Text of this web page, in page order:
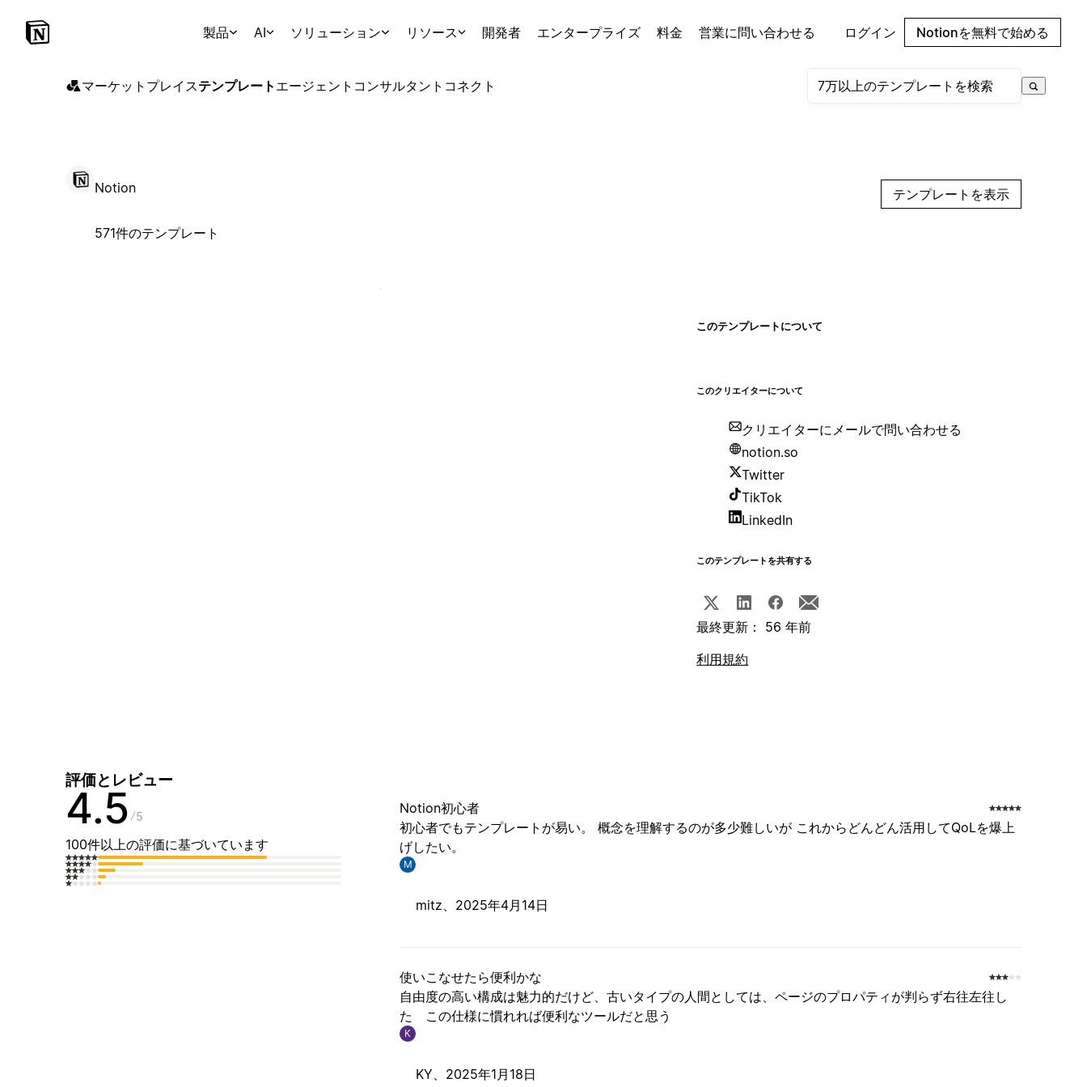
製品 AI ソリューション リソース 開発者 エンタープライズ 料金 営業に問い合わせる ログイン Notionを無料で始める
マーケットプレイステンプレート エージェント コンサルタント コネクト
Notion
571件のテンプレート
テンプレートを表示
このテンプレートについて
このクリエイターについて
クリエイターにメールで問い合わせる
notion.so
Twitter
TikTok
LinkedIn
このテンプレートを共有する
最終更新： 56 年前
利用規約
評価とレビュー
4.5 5
100件以上の評価に基づいています
Notion初心者
初心者でもテンプレートが易い。 概念を理解するのが多少難しいが これからどんどん活用してQoLを爆上
げしたい。
M
mitz、 2025年4月14日
使いこなせたら便利かな
自由度の高い構成は魅力的だけど、古いタイプの人間としては、ページのプロパティが判らず右往左往し
た この仕様に慣れれば便利なツールだと思う
K
KY、 2025年1月18日